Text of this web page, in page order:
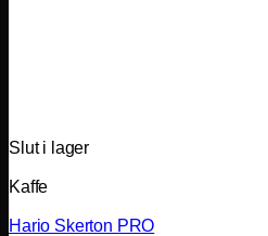
Slut i lager
Kaffe
Hario Skerton PRO